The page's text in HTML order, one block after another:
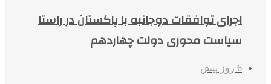
اجرای توافقات دوجانبه با پاکستان در راستا
سیاست محوری دولت چهاردهم
6 روز پیش